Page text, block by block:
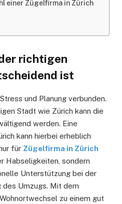
einer Zügelfirma in Zürich
richtigen
ist
und Planung verbunden.
Stadt wie Zürich kann die
werden. Eine
kann hierbei erheblich
für Zügelfirma in Zürich
Habseligkeiten, sondern
Unterstützung bei der
des Umzugs. Mit dem
zu einem gut